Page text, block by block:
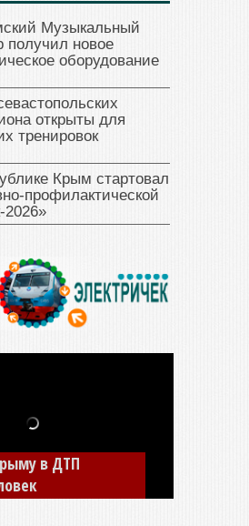
Музыкальный
получил новое
оборудование
открыты для
тренировок
Крым стартовал
в ДТП